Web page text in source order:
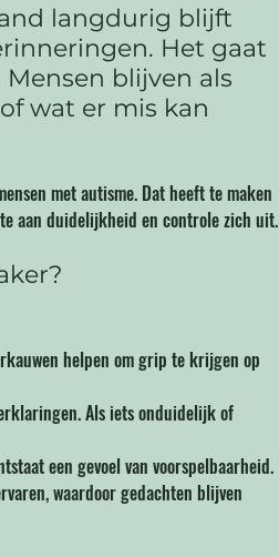
langdurig blijft
Het gaat
blijven als
wat er mis kan
met autisme. Dat heeft te maken
aan duidelijkheid en controle zich uit.
helpen om grip te krijgen op
Als iets onduidelijk of
een gevoel van voorspelbaarheid.
waardoor gedachten blijven